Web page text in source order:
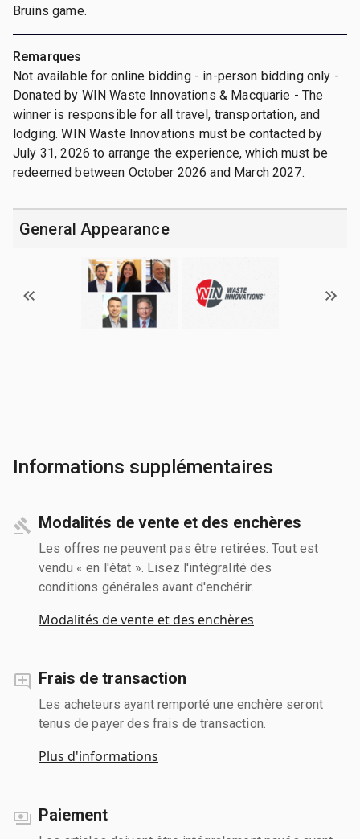
Bruins game.
Remarques
Not available for online bidding - in-person bidding only -
Donated by WIN Waste Innovations & Macquarie - The
winner is responsible for all travel, transportation, and
lodging. WIN Waste Innovations must be contacted by
July 31, 2026 to arrange the experience, which must be
redeemed between October 2026 and March 2027.
General Appearance
Informations supplémentaires
Modalités de vente et des enchères
Les offres ne peuvent pas être retirées. Tout est
vendu « en l'état ». Lisez l'intégralité des
conditions générales avant d'enchérir.
Modalités de vente et des enchères
Frais de transaction
Les acheteurs ayant remporté une enchère seront
tenus de payer des frais de transaction.
Plus d'informations
Paiement